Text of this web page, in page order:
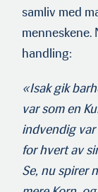
samliv med
menneskene.
handling:
«Isak gik
var som en
indvendig var
for hvert av
Se, nu spirer